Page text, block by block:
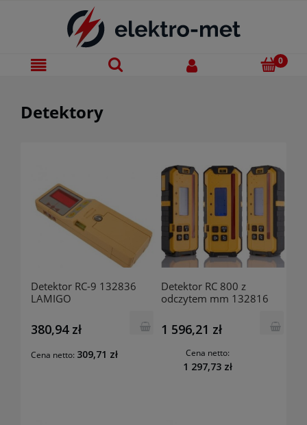
Detektory
Detektor RC-9 132836
LAMIGO
380,94 zł
Cena netto: 309,71 zł
Detektor RC 800 z
odczytem mm 132816
1 596,21 zł
Cena netto:
1 297,73 zł